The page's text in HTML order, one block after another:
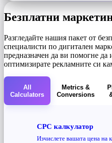
Безплатни
Разгледайте нашия пакет от
специалисти по дигитален
предназначен да ви помогне да
оптимизирате рекламните си
All
Calculators
Metrics &
Conversions
CPC калкулатор
Изчислете вашата цена на